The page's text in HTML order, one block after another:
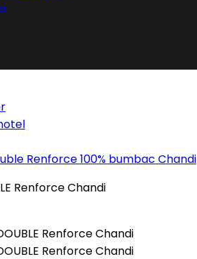
Renforce 100% bumbac Chandi